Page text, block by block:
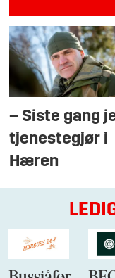
– Siste gang
tjenestegjør i
Hæren